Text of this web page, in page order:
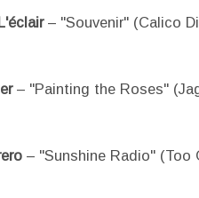
– "Souvenir" (Calico
– "Painting the Roses"
– "Sunshine Radio" (Too